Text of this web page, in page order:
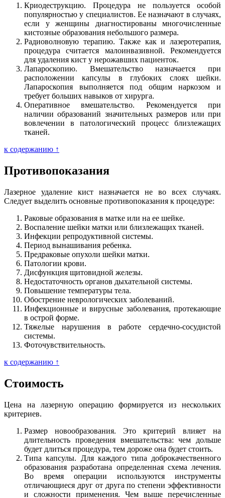
Криодеструкцию. Процедура не пользуется особой
популярностью у специалистов. Ее назначают в случаях,
если у женщины диагностированы многочисленные
кистозные образования небольшого размера.
Радиоволновую терапию. Также как и лазеротерапия,
процедура считается малоинвазивной. Рекомендуется
для удаления кист у нерожавших пациенток.
Лапароскопию. Вмешательство назначается при
расположении капсулы в глубоких слоях шейки.
Лапароскопия выполняется под общим наркозом и
требует больших навыков от хирурга.
Оперативное вмешательство. Рекомендуется при
наличии образований значительных размеров или при
вовлечении в патологический процесс близлежащих
тканей.
к содержанию ↑
Противопоказания
Лазерное удаление кист назначается не во всех случаях.
Следует выделить основные противопоказания к процедуре:
Раковые образования в матке или на ее шейке.
Воспаление шейки матки или близлежащих тканей.
Инфекции репродуктивной системы.
Период вынашивания ребенка.
Предраковые опухоли шейки матки.
Патологии крови.
Дисфункция щитовидной железы.
Недостаточность органов дыхательной системы.
Повышение температуры тела.
Обострение неврологических заболеваний.
Инфекционные и вирусные заболевания, протекающие
в острой форме.
Тяжелые нарушения в работе сердечно-сосудистой
системы.
Фоточувствительность.
к содержанию ↑
Стоимость
Цена на лазерную операцию формируется из нескольких
критериев.
Размер новообразования. Это критерий влияет на
длительность проведения вмешательства: чем дольше
будет длиться процедура, тем дороже она будет стоить.
Типа капсулы. Для каждого типа доброкачественного
образования разработана определенная схема лечения.
Во время операции используются инструменты
отличающиеся друг от друга по степени эффективности
и сложности применения. Чем выше перечисленные